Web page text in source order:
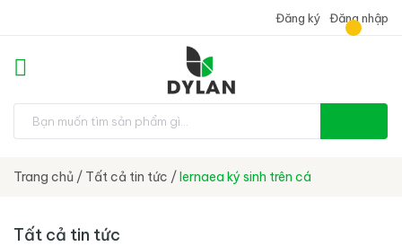
Đăng ký Đăng nhập
Trang chủ / Tất cả tin tức /lernaea ký sinh trên cá
Tất cả tin tức